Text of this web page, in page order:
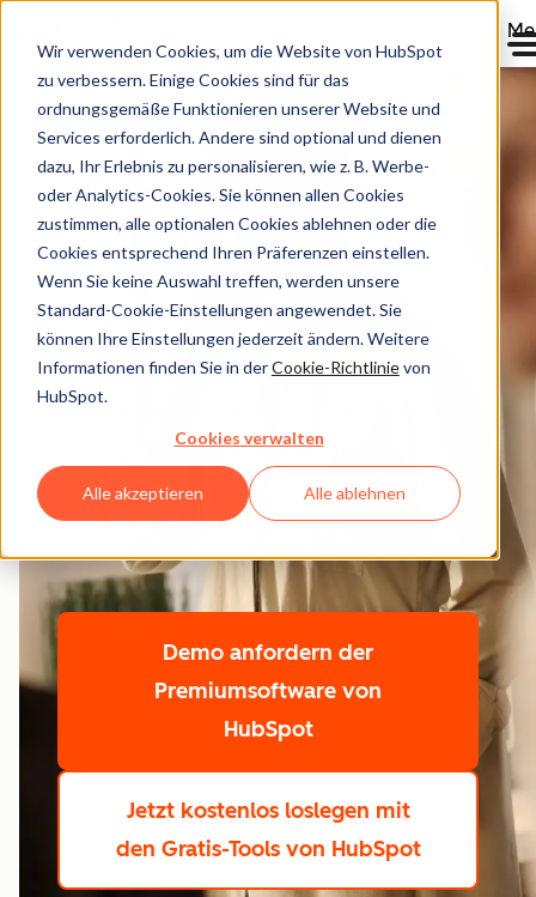
Wir verwenden Cookies, um die Website von HubSpot
zu verbessern. Einige Cookies sind für das
ordnungsgemäße Funktionieren unserer Website und
Services erforderlich. Andere sind optional und dienen
dazu, Ihr Erlebnis zu personalisieren, wie z. B. Werbe-
oder Analytics-Cookies. Sie können allen Cookies
zustimmen, alle optionalen Cookies ablehnen oder die
Cookies entsprechend Ihren Präferenzen einstellen.
Wenn Sie keine Auswahl treffen, werden unsere
Standard-Cookie-Einstellungen angewendet. Sie
können Ihre Einstellungen jederzeit ändern. Weitere
Informationen finden Sie in derCookie-Richtlinievon
HubSpot.
Cookies verwalten
Alle akzeptieren Alle ablehnen
AGENTISCHE KI-PLATTFORM VON HUBSPOT
Daten vereinen.
Tech-Stack
vereinfachen
Vereinen Sie Marketing, Vertrieb und
Kundenservice auf einer agentischen KI-
Plattform – für schnelle, messbare
Ergebnisse.
Demo anfordern der
Premiumsoftware von
HubSpot
Jetzt kostenlos loslegen mit
den Gratis-Tools von HubSpot